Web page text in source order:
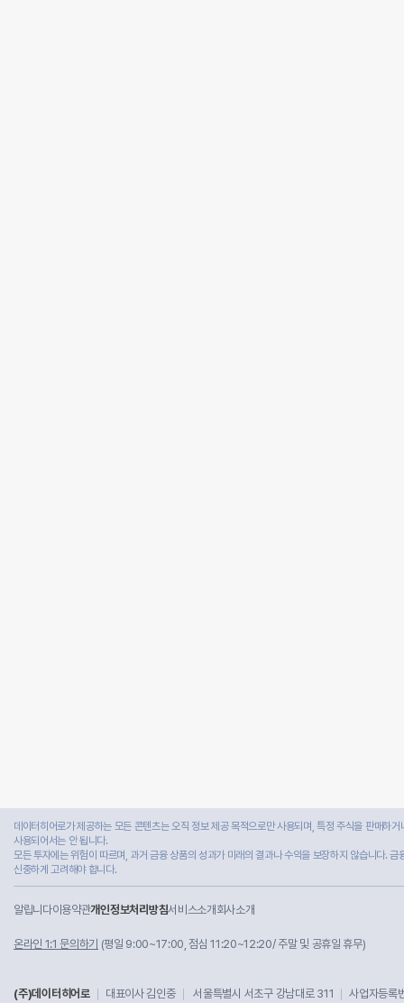
데이터히어로가 제공하는 모든 콘텐츠는 오직 정보 제공 목적으로만 사용되며, 특정 주식을 판매하
사용되어서는 안 됩니다.
모든 투자에는 위험이 따르며, 과거 금융 상품의 성과가 미래의 결과나 수익을 보장하지 않습니다.
신중하게 고려해야 합니다.
알립니다이용약관개인정보처리방침서비스소개 회사소개
온라인 1:1 문의하기 (평일 9:00~17:00, 점심 11:20~12:20/ 주말 및 공휴일 휴무)
(주)데이터히어로 대표이사 김인중 서울특별시 서초구 강남대로 311
사업자등